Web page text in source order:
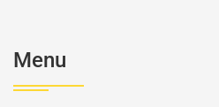
Menu